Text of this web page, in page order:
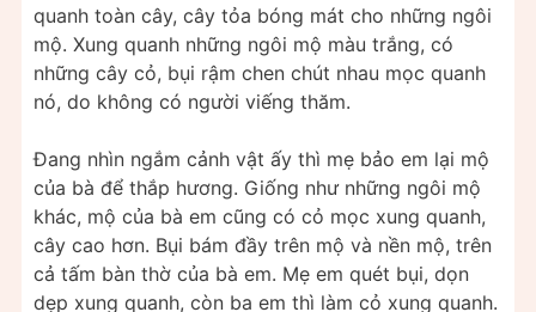
quanh toàn cây, cây tỏa bóng mát cho những ngôi
mộ. Xung quanh những ngôi mộ màu trắng, có
những cây cỏ, bụi rậm chen chút nhau mọc quanh
nó, do không có người viếng thăm.
Đang nhìn ngắm cảnh vật ấy thì mẹ bảo em lại mộ
của bà để thắp hương. Giống như những ngôi mộ
khác, mộ của bà em cũng có cỏ mọc xung quanh,
cây cao hơn. Bụi bám đầy trên mộ và nền mộ, trên
cả tấm bàn thờ của bà em. Mẹ em quét bụi, dọn
dẹp xung quanh, còn ba em thì làm cỏ xung quanh.